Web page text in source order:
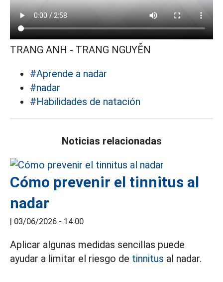
TRANG ANH - TRANG NGUYỄN
#Aprende a nadar
#nadar
#Habilidades de natación
Noticias relacionadas
Cómo prevenir el tinnitus al
nadar
| 03/06/2026 - 14:00
Aplicar algunas medidas sencillas puede
ayudar a limitar el riesgo de tinnitus al nadar.